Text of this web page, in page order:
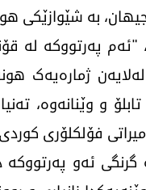
بە شێوازێکی
"ئەم پەرتووکە لە
ژمارەیەک
و وێنانەوە،
فۆلکلۆری
ئەو پەرتووکە